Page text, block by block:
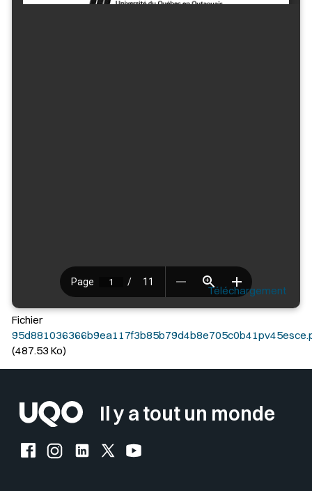
Téléchargement
Fichier
(487.53 Ko)
Il y a tout un monde
Facebook de l'UQO
Instagram de l'UQO
LinkedIn de l'UQO
X (Twitter) de l'UQO
YouTube de l'UQO